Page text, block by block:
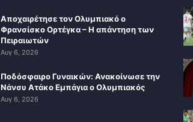
Αποχαιρέτησε τον Ολυμπιακό ο
Φρανσίσκο Ορτέγκα – Η απάντηση των
Πειραιωτών
Αυγ 6, 2026
Ποδόσφαιρο Γυναικών: Ανακοίνωσε την
Νάνσυ Ατάκο Εμπάγια ο Ολυμπιακός
Αυγ 6, 2026